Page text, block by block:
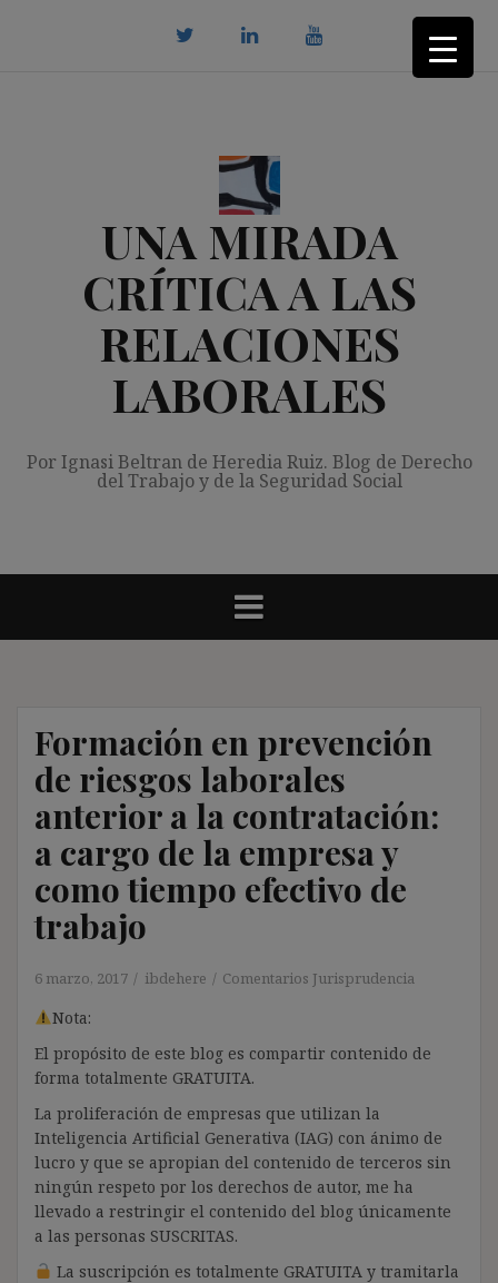
UNA MIRADA
CRÍTICA A LAS
RELACIONES
LABORALES
Por Ignasi Beltran de Heredia Ruiz. Blog de Derecho
del Trabajo y de la Seguridad Social
Formación en prevención
de riesgos laborales
anterior a la contratación:
a cargo de la empresa y
como tiempo efectivo de
trabajo
6 marzo, 2017 ibdehere Comentarios Jurisprudencia
Nota:
El propósito de este blog es compartir contenido de
forma totalmente GRATUITA.
La proliferación de empresas que utilizan la
Inteligencia Artificial Generativa (IAG) con ánimo de
lucro y que se apropian del contenido de terceros sin
ningún respeto por los derechos de autor, me ha
llevado a restringir el contenido del blog únicamente
a las personas SUSCRITAS.
La suscripción es totalmente GRATUITA y tramitarla